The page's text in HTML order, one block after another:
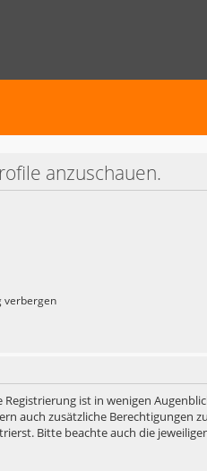
anzuschauen.
verbergen
ist in wenigen
auch zusätzliche Berechtigungen
Bitte beachte auch die